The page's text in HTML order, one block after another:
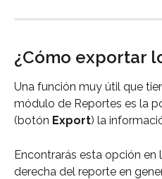
¿Cómo exportar
Una función muy útil que
módulo de Reportes es la
(botón Export) la
Encontrarás esta opción en
derecha del reporte en